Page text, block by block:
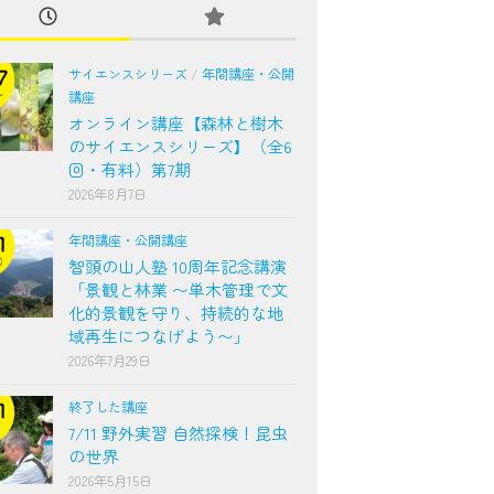
サイエンスシリーズ / 年間講座・公開
講座
オンライン講座【森林と樹木
のサイエンスシリーズ】（全6
回・有料）第7期
2026年8月7日
年間講座・公開講座
智頭の山人塾 10周年記念講演
「景観と林業 〜単木管理で文
化的景観を守り、持続的な地
域再生につなげよう〜」
2026年7月29日
終了した講座
7/11 野外実習 自然探検！昆虫
の世界
2026年5月15日